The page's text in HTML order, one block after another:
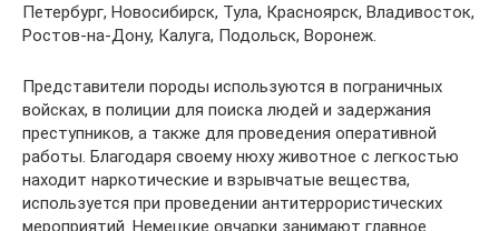
Петербург, Новосибирск, Тула, Красноярск, Владивосток,
Ростов-на-Дону, Калуга, Подольск, Воронеж.
Представители породы используются в пограничных
войсках, в полиции для поиска людей и задержания
преступников, а также для проведения оперативной
работы. Благодаря своему нюху животное с легкостью
находит наркотические и взрывчатые вещества,
используется при проведении антитеррористических
мероприятий. Немецкие овчарки занимают главное